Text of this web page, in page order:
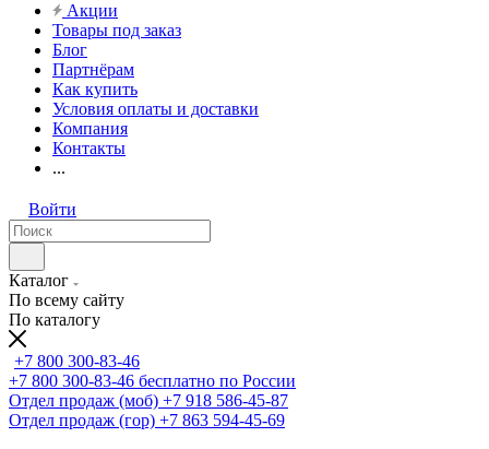
Акции
Товары под заказ
Блог
Партнёрам
Как купить
Условия оплаты и доставки
Компания
Контакты
...
Войти
Каталог
По всему сайту
По каталогу
+7 800 300-83-46
+7 800 300-83-46 бесплатно по России
Отдел продаж (моб) +7 918 586-45-87
Отдел продаж (гор) +7 863 594-45-69